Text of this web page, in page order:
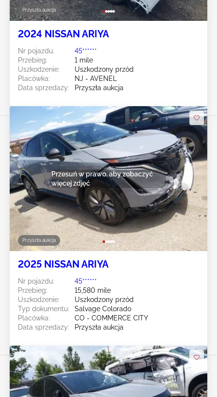
Przyszła aukcja
2024 NISSAN ARIYA
Nr pojazdu:
45******
Przebieg:
1 mile
Uszkodzenie:
Uszkodzony przód
Placówka:
NJ - AVENEL
Data sprzedaży:
Przyszła aukcja
Przyszła aukcja
Przesuń w prawo, aby zobaczyć
więcej zdjęć
2025 NISSAN ARIYA
Nr pojazdu:
45******
Przebieg:
15,580 mile
Uszkodzenie:
Uszkodzony przód
Typ dokumentu:
Salvage Colorado
Placówka:
CO - COMMERCE CITY
Data sprzedaży:
Przyszła aukcja